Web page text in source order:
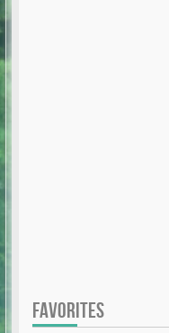
FAVORITES